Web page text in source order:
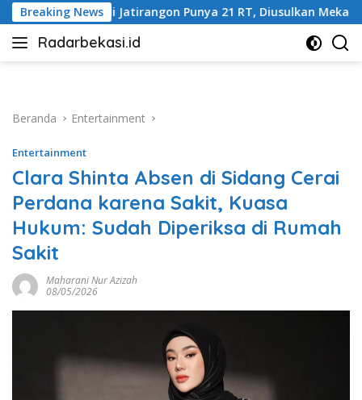
Langsung
ke
konten
Breaking News
Punya 21 RT, Diusulkan Mekar Jadi Tiga Harga
Radarbekasi.id
Berita
Beranda
Entertainment
Entertainment
Clara Shinta Absen di Sidang Cerai
Perdana karena Sakit, Kuasa
Hukum: Sudah Diperiksa di Rumah
Sakit
Maharani Nur Azizah
08/05/2026